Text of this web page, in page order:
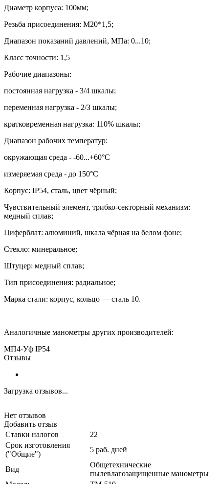
Диаметр корпуса: 100мм;
Резьба присоединения: М20*1,5;
Диапазон показаний давлений, МПа: 0...10;
Класс точности: 1,5
Рабочие диапазоны:
постоянная нагрузка - 3/4 шкалы;
переменная нагрузка - 2/3 шкалы;
кратковременная нагрузка: 110% шкалы;
Диапазон рабочих температур:
окружающая среда - -60...+60°С
измеряемая среда - до 150°С
Корпус: IP54, сталь, цвет чёрный;
Чувствительный элемент, трибко-секторный механизм:
медный сплав;
Циферблат: алюминий, шкала чёрная на белом фоне;
Стекло: минеральное;
Штуцер: медный сплав;
Тип присоединения: радиальное;
Марка стали: корпус, кольцо — сталь 10.
Аналогичные манометры других производителей:
МП4-Уф IP54
Отзывы
Загрузка отзывов...
Нет отзывов
Добавить отзыв
Ставки налогов
22
Срок изготовления
("Общие")
5 раб. дней
Вид
Общетехнические
пылевлагозащищенные манометры